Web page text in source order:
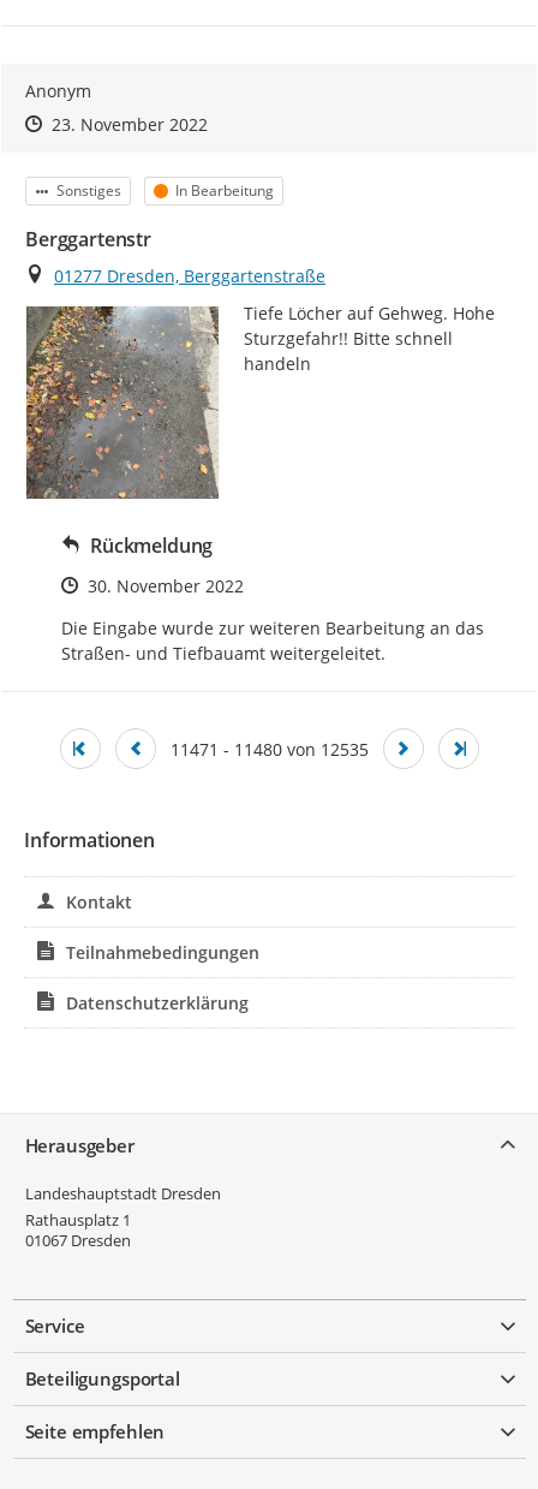
Anonym
Zeitpunkt des Erstellens
Zeitpunkt des Erstellens
23. November 2022Zur Äußerung
Kategorie
Sonstiges Status
In Bearbeitung
Berggartenstr
Ort
01277 Dresden, Berggartenstraße
Tiefe Löcher auf Gehweg. Hohe
Sturzgefahr!! Bitte schnell
handeln
Rückmeldung
Zeitpunkt des Erstellens
30. November 2022
Die Eingabe wurde zur weiteren Bearbeitung an das
Straßen- und Tiefbauamt weitergeleitet.
11471 - 11480 von 12535
Informationen
Kontakt
Teilnahmebedingungen
Datenschutzerklärung
Herausgeber
Landeshauptstadt Dresden
Rathausplatz 1
01067 Dresden
Service
Beteiligungsportal
Seite empfehlen